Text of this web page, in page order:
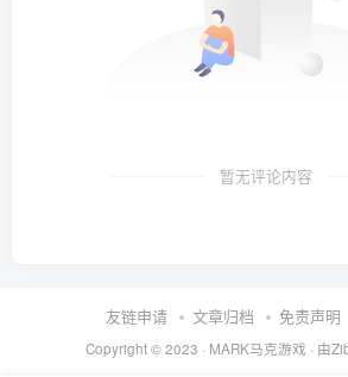
暂无评论内容
友链申请 文章归档 免责声明
Copyright © 2023 · MARK马克游戏 · 由